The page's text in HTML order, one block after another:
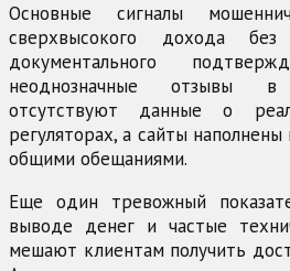
Основные сигналы
сверхвысокого дохода без
документального
неоднозначные отзывы
отсутствуют данные о
регуляторах, а сайты
общими обещаниями.
Еще один тревожный
выводе денег и частые
мешают клиентам получить